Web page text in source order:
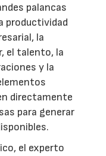
palancas
productividad
la
el talento, la
y la
directamente
para generar
el experto